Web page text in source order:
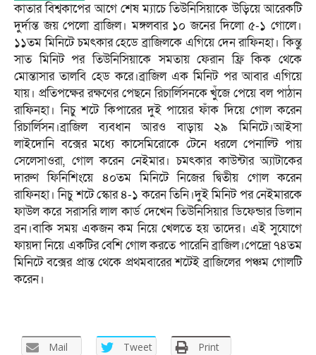
কাতার বিশ্বকাপের আগে শেষ ম্যাচে তিউনিসিয়াকে উড়িয়ে আরেকটি
দুর্দান্ত জয় পেলো ব্রাজিল। মঙ্গলবার ১০ জনের দিলো ৫-১ গোলে।
১১তম মিনিটে চমৎকার হেডে ব্রাজিলকে এগিয়ে দেন রাফিনহা। কিন্তু
সাত মিনিট পর তিউনিসিয়াকে সমতায় ফেরান ফ্রি কিক থেকে
মোন্তাসার তালবি হেড করে।ব্রাজিল এক মিনিট পর আবার এগিয়ে
যায়। প্রতিপক্ষের রক্ষণের পেছনে রিচার্লিসনকে খুঁজে পেয়ে বল পাঠান
রাফিনহা। নিচু শটে কিপারের দুই পায়ের ফাঁক দিয়ে গোল করেন
রিচার্লিসন।ব্রাজিল ব্যবধান আরও বাড়ায় ২৯ মিনিটে।আইসা
লাইদোনি বক্সের মধ্যে কাসেমিরোকে টেনে ধরলে পেনাল্টি পায়
সেলেসাওরা, গোল করেন নেইমার। চমৎকার কাউন্টার অ্যাটাকের
দারুণ ফিনিশিংয়ে ৪০তম মিনিটে নিজের দ্বিতীয় গোল করেন
রাফিনহা। নিচু শটে স্কোর ৪-১ করেন তিনি।দুই মিনিট পর নেইমারকে
ফাউল করে সরাসরি লাল কার্ড দেখেন তিউনিসিয়ার ডিফেন্ডার ডিলান
ব্রন।বাকি সময় একজন কম নিয়ে খেলতে হয় তাদের। এই সুযোগে
ফায়দা নিয়ে একটির বেশি গোল করতে পারেনি ব্রাজিল।পেদ্রো ৭৪তম
মিনিটে বক্সের প্রান্ত থেকে প্রথমবারের শটেই ব্রাজিলের পঞ্চম গোলটি
করেন।
Mail Tweet Print